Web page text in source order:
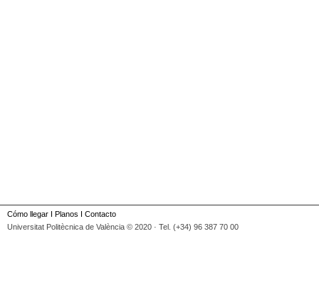
Cómo llegar I Planos I Contacto
Universitat Politècnica de València © 2020 · Tel. (+34) 96 387 70 00